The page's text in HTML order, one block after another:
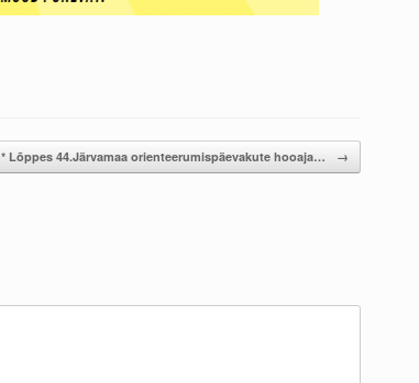
* Lõppes 44.Järvamaa orienteerumispäevakute hooaja… →